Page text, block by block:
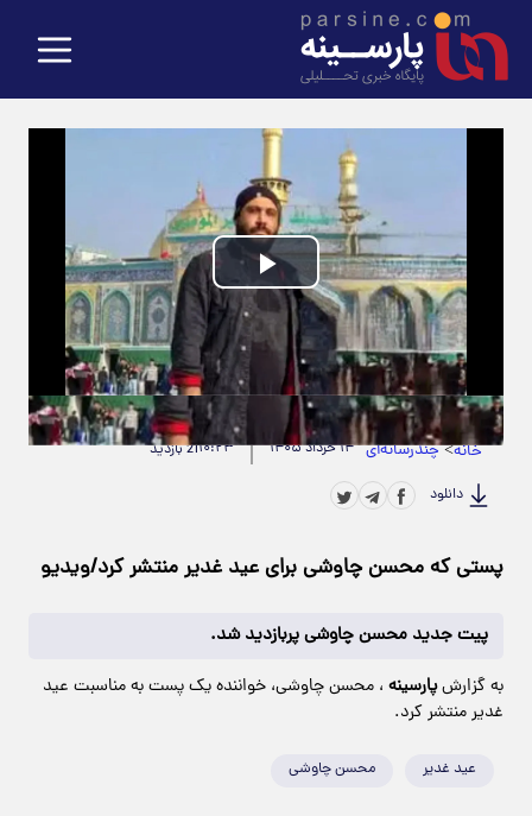
Play
Video
حجم ویدیو: 2.52M | مدت زمان ویدیو: 00:00:26
خانه>چندرسانه‌ای ۱۴ خرداد ۱۴۰۵ ۱۰:۲۳21 بازدید
دانلود
پستی که محسن چاوشی برای عید غدیر منتشر کرد/ویدیو
پیت جدید محسن چاوشی پربازدید شد.
به گزارشپارسینه ، محسن چاوشی، خواننده یک پست به مناسبت عید
غدیر منتشر کرد.
عید غدیر محسن چاوشی